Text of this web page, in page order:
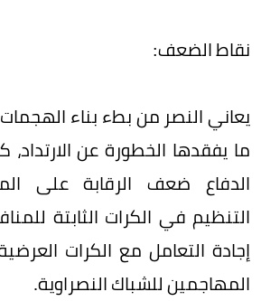
نقاط الضعف:
يعاني النصر من بطء بناء
ما يفقدها الخطورة عن
الدفاع ضعف الرقابة على
التنظيم في الكرات الثابتة
إجادة التعامل مع الكرات
المهاجمين للشباك النصراوية.